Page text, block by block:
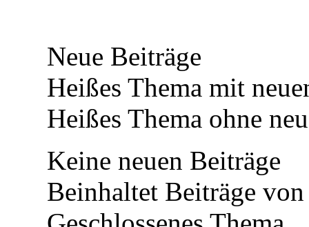
Neue Beiträge
Heißes Thema mit
Heißes Thema ohne
Keine neuen Beiträge
Beinhaltet Beiträge